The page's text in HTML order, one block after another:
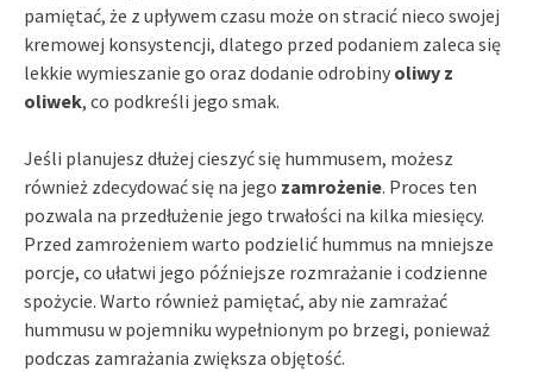
pamiętać, że z upływem czasu może on stracić nieco swojej
kremowej konsystencji, dlatego przed podaniem zaleca się
lekkie wymieszanie go oraz dodanie odrobiny oliwy z
oliwek, co podkreśli jego smak.
Jeśli planujesz dłużej cieszyć się hummusem, możesz
również zdecydować się na jego zamrożenie. Proces ten
pozwala na przedłużenie jego trwałości na kilka miesięcy.
Przed zamrożeniem warto podzielić hummus na mniejsze
porcje, co ułatwi jego późniejsze rozmrażanie i codzienne
spożycie. Warto również pamiętać, aby nie zamrażać
hummusu w pojemniku wypełnionym po brzegi, ponieważ
podczas zamrażania zwiększa objętość.